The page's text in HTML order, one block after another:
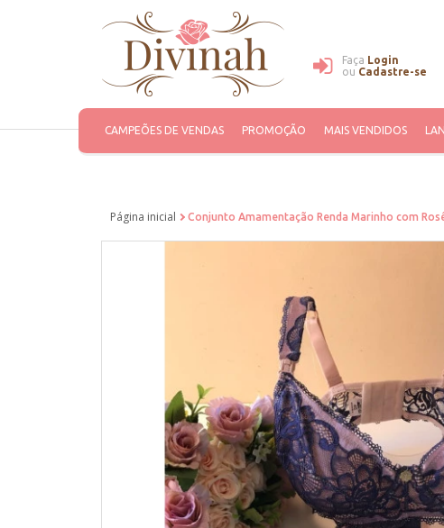
Faça Login
ou Cadastre-se
CAMPEÕES DE VENDAS PROMOÇÃO MAIS VENDIDOS
Página inicial Conjunto Amamentação Renda Marinho com